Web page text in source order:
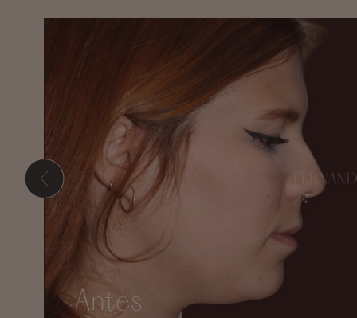
Presione ENTER para comenzar su búsqueda